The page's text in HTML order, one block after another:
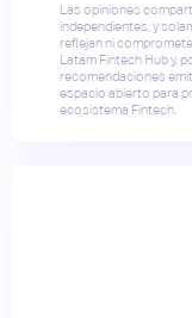
Las opiniones
independientes, y
reflejan ni
Latam Fintech Hub y,
recomendaciones
espacio abierto para
ecosistema Fintech.